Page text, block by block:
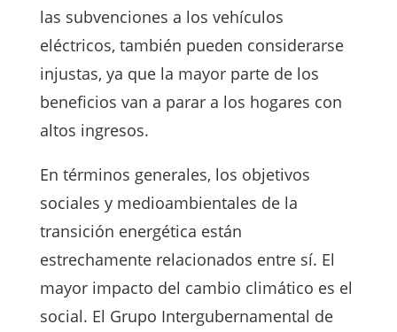
las subvenciones a los vehículos
eléctricos, también pueden considerarse
injustas, ya que la mayor parte de los
beneficios van a parar a los hogares con
altos ingresos.
En términos generales, los objetivos
sociales y medioambientales de la
transición energética están
estrechamente relacionados entre sí. El
mayor impacto del cambio climático es el
social. El Grupo Intergubernamental de